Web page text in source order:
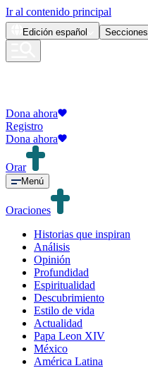
Ir al contenido principal
Edición español Secciones
Dona ahora
Registro
Dona ahora
Orar
Menú
Oraciones
Historias que inspiran
Análisis
Opinión
Profundidad
Espiritualidad
Descubrimiento
Estilo de vida
Actualidad
Papa Leon XIV
México
América Latina